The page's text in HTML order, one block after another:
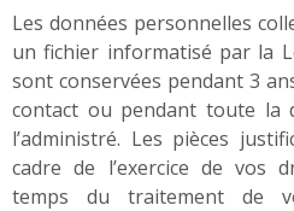
Les données personnelles
un fichier informatisé par la
sont conservées pendant 3
contact ou pendant toute la
l’administré. Les pièces
cadre de l’exercice de vos
temps du traitement de